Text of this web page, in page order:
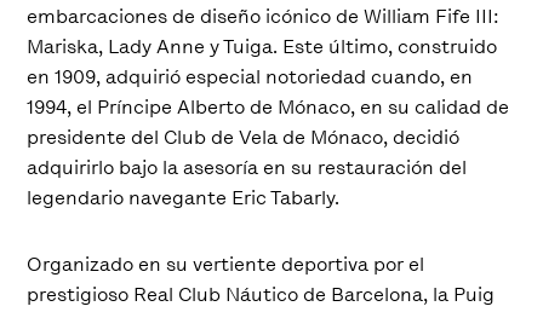
embarcaciones de diseño icónico de William Fife III:
Mariska, Lady Anne y Tuiga. Este último, construido
en 1909, adquirió especial notoriedad cuando, en
1994, el Príncipe Alberto de Mónaco, en su calidad de
presidente del Club de Vela de Mónaco, decidió
adquirirlo bajo la asesoría en su restauración del
legendario navegante Eric Tabarly.
Organizado en su vertiente deportiva por el
prestigioso Real Club Náutico de Barcelona, la Puig